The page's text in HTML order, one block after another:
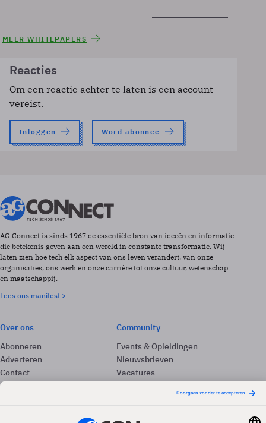
MEER WHITEPAPERS
Reacties
Om een reactie achter te laten is een account
vereist.
Inloggen Word abonnee
AG Connect is sinds 1967 de essentiële bron van ideeën en informatie
die betekenis geven aan een wereld in constante transformatie. Wij
laten zien hoe tech elk aspect van ons leven verandert, van onze
organisaties, ons werk en onze carrière tot onze cultuur, wetenschap
en maatschappij.
Lees ons manifest >
Over ons
Abonneren
Adverteren
Contact
Colofon
Community
Events & Opleidingen
Nieuwsbrieven
Vacatures